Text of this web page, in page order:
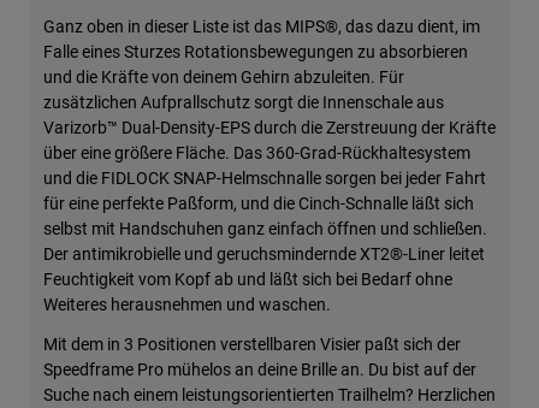
Ganz oben in dieser Liste ist das MIPS®, das dazu dient, im
Falle eines Sturzes Rotationsbewegungen zu absorbieren
und die Kräfte von deinem Gehirn abzuleiten. Für
zusätzlichen Aufprallschutz sorgt die Innenschale aus
Varizorb™ Dual-Density-EPS durch die Zerstreuung der Kräfte
über eine größere Fläche. Das 360-Grad-Rückhaltesystem
und die FIDLOCK SNAP-Helmschnalle sorgen bei jeder Fahrt
für eine perfekte Paßform, und die Cinch-Schnalle läßt sich
selbst mit Handschuhen ganz einfach öffnen und schließen.
Der antimikrobielle und geruchsmindernde XT2®-Liner leitet
Feuchtigkeit vom Kopf ab und läßt sich bei Bedarf ohne
Weiteres herausnehmen und waschen.
Mit dem in 3 Positionen verstellbaren Visier paßt sich der
Speedframe Pro mühelos an deine Brille an. Du bist auf der
Suche nach einem leistungsorientierten Trailhelm? Herzlichen